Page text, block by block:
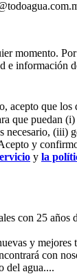
momento.
e información
acepto que los
que puedan (i)
necesario, (iii)
y
y la
con 25 años
y mejores
con
del agua....